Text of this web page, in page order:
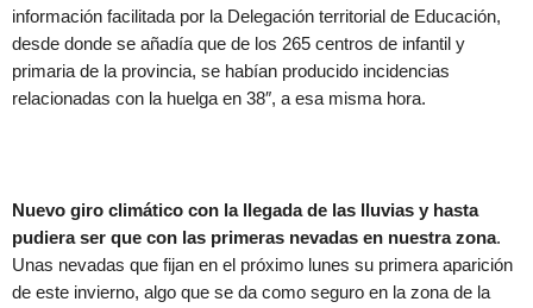
información facilitada por la Delegación territorial de Educación,
desde donde se añadía que de los 265 centros de infantil y
primaria de la provincia, se habían producido incidencias
relacionadas con la huelga en 38″, a esa misma hora.
Nuevo giro climático con la llegada de las lluvias y hasta
pudiera ser que con las primeras nevadas en nuestra zona.
Unas nevadas que fijan en el próximo lunes su primera aparición
de este invierno, algo que se da como seguro en la zona de la